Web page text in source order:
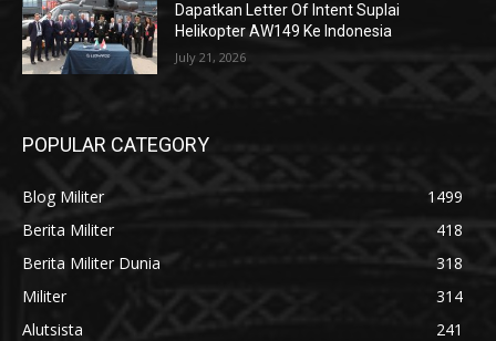
Dapatkan Letter Of Intent Suplai
Helikopter AW149 Ke Indonesia
July 21, 2026
POPULAR CATEGORY
Blog Militer
1499
Berita Militer
418
Berita Militer Dunia
318
Militer
314
Alutsista
241